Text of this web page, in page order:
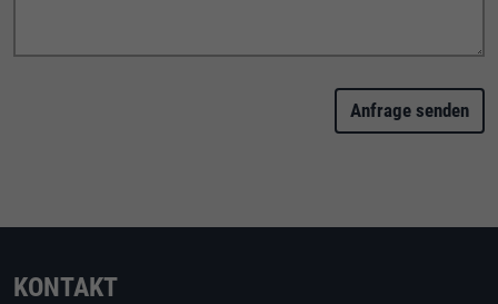
Anfrage senden
KONTAKT